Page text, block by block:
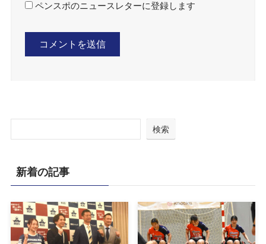
ペンスポのニュースレターに登録します
検索
新着の記事